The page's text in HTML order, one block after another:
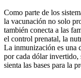
Como parte de los
la vacunación no solo
también conecta a las
el control prenatal, la
La inmunización es una
por cada dólar
sienta las bases para la